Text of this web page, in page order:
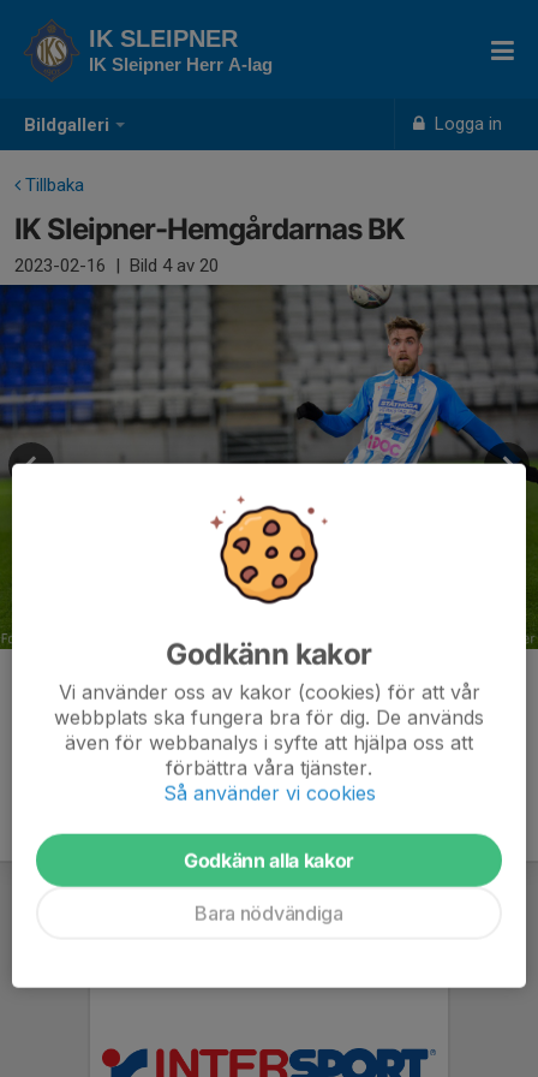
Bildgalleri Logga in
IK SLEIPNER
IK Sleipner Herr A-lag
Tillbaka
IK Sleipner-Hemgårdarnas BK
2023-02-16 | Bild 4av 20
Kommentarer
Godkänn kakor
Vi använder oss av kakor (cookies) för att vår
webbplats ska fungera bra för dig. De används
även för webbanalys i syfte att hjälpa oss att
förbättra våra tjänster.
Så använder vi cookies
Godkänn alla kakor
Bara nödvändiga